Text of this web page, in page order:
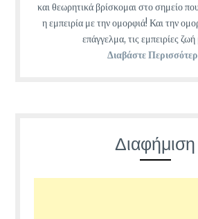
και θεωρητικά βρίσκομαι στο σημείο
η εμπειρία με την ομορφιά! Και την
επάγγελμα, τις εμπειρίες
Διαβάστε
Διαφήμιση